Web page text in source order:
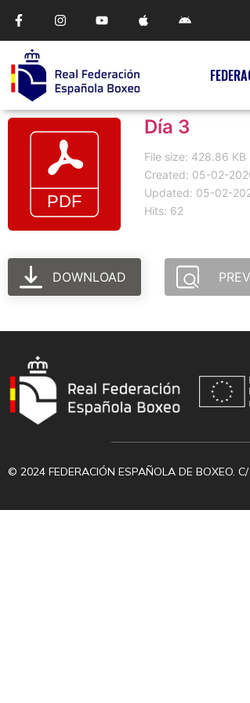
Día 3
File size: 428.86 KB
Created: 05-02-
Updated: 05-02-
Hits: 62
DOWNLOAD
© 2024 FEDERACIÓN ESPAÑOLA DE BOXEO.